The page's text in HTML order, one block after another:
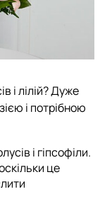
і лілій? Дуже
і потрібною
і гіпсофіли.
це